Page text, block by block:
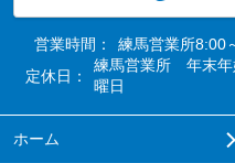
営業時間：
練馬営業所
定休日：
練馬営業所 年末
曜日
ホーム